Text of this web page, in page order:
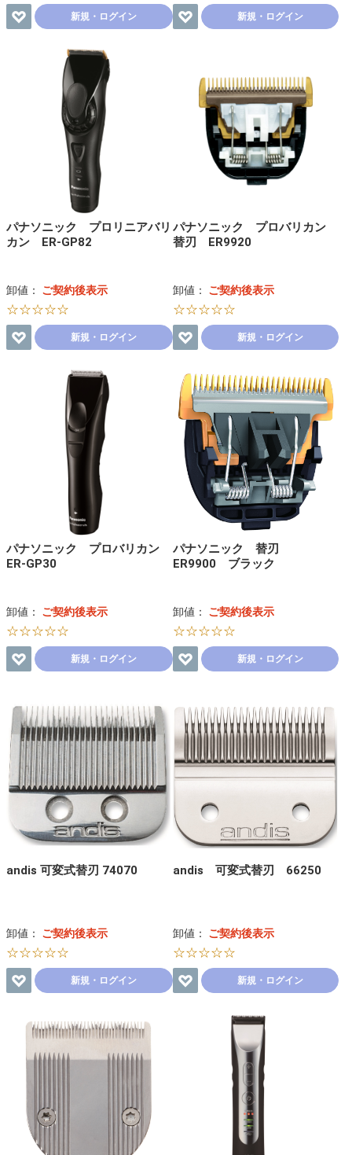
新規・ログイン 新規・ログイン
パナソニック プロリニアバリ
カン ER-GP82
卸値： ご契約後表示
☆☆☆☆☆
新規・ログイン
パナソニック プロバリカン
替刃 ER9920
卸値： ご契約後表示
☆☆☆☆☆
新規・ログイン
パナソニック プロバリカン
ER-GP30
卸値： ご契約後表示
☆☆☆☆☆
新規・ログイン
パナソニック 替刃
ER9900 ブラック
卸値： ご契約後表示
☆☆☆☆☆
新規・ログイン
andis 可変式替刃 74070
卸値： ご契約後表示
☆☆☆☆☆
新規・ログイン
andis 可変式替刃 66250
卸値： ご契約後表示
☆☆☆☆☆
新規・ログイン